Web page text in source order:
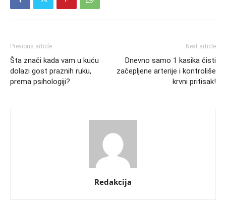
Previous article
Šta znači kada vam u kuću
dolazi gost praznih ruku,
prema psihologiji?
Next article
Dnevno samo 1 kasika čisti
začepljene arterije i kontroliše
krvni pritisak!
Redakcija